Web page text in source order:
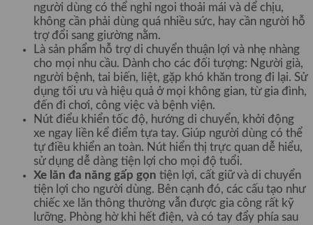
người dùng có thể nghỉ ngoi thoải mái và dể chịu,
không cần phải dùng quá nhiều sức, hay cần người hỗ
trợ đổi sang giường nằm.
Là sản phẩm hỗ trợ di chuyển thuận lợi và nhẹ nhàng
cho mọi nhu cầu. Dành cho các đối tượng: Người già,
người bệnh, tai biến, liệt, gặp khó khăn trong đi lại. Sử
dụng tối ưu và hiệu quả ở mọi không gian, từ gia đình,
đến đi chơi, công việc và bệnh viện.
Nút điểu khiển tốc độ, hướng di chuyển, khởi động
xe ngay liền kể điểm tựa tay. Giúp người dùng có thể
tự điều khiển an toàn. Nút hiển thị trực quan dễ hiểu,
sử dụng dễ dàng tiện lợi cho mọi độ tuổi.
Xe lăn đa năng gấp gọn tiện lợi, cất giữ và di chuyển
tiện lợi cho người dùng. Bên cạnh đó, các cấu tạo như
chiếc xe lăn thông thường vẫn được gia công rất kỹ
lưỡng. Phòng hờ khi hết điện, và có tay đẩy phía sau